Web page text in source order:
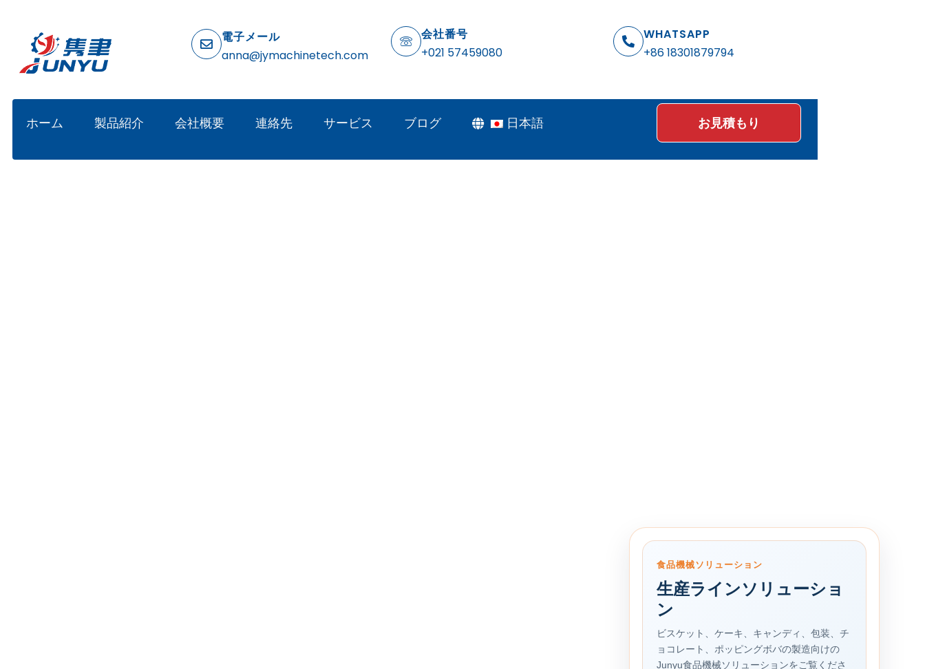
電子メール
anna@jymachinetech.com
会社番号
+021 57459080
WHATSAPP
+86 18301879794
ホーム 製品紹介 会社概要 連絡先 サービス ブログ 日本語 お見積もり
食品機械ソリューション
生産ラインソリューショ
ン
ビスケット、ケーキ、キャンディ、包装、チ
ョコレート、ポッピングボバの製造向けの
Junyu食品機械ソリューションをご覧くださ